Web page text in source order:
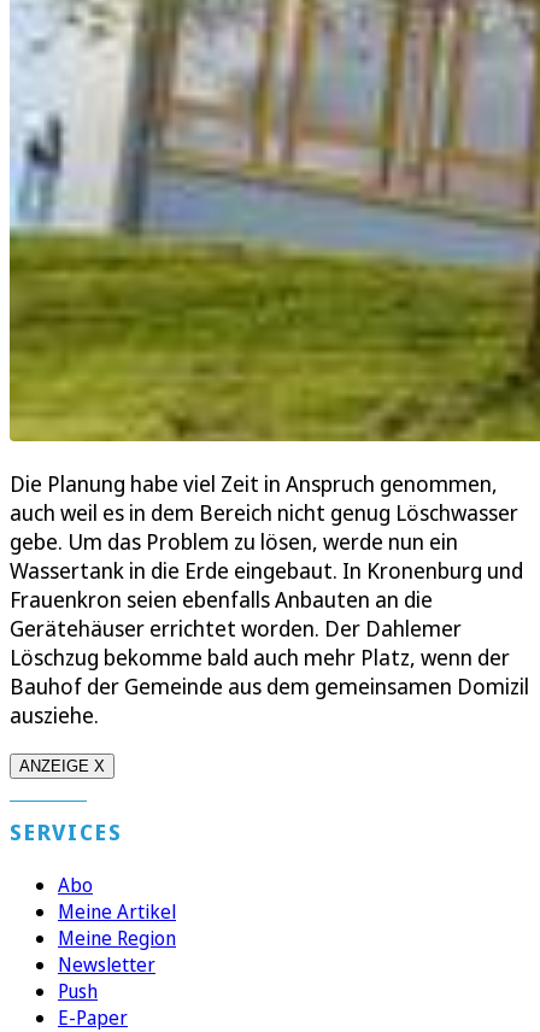
Die Planung habe viel Zeit in Anspruch genommen,
auch weil es in dem Bereich nicht genug Löschwasser
gebe. Um das Problem zu lösen, werde nun ein
Wassertank in die Erde eingebaut. In Kronenburg und
Frauenkron seien ebenfalls Anbauten an die
Gerätehäuser errichtet worden. Der Dahlemer
Löschzug bekomme bald auch mehr Platz, wenn der
Bauhof der Gemeinde aus dem gemeinsamen Domizil
ausziehe.
ANZEIGE X
SERVICES
Abo
Meine Artikel
Meine Region
Newsletter
Push
E-Paper